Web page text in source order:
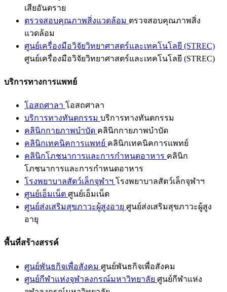
เสียอันตราย
ตรวจสอบคุณภาพสิ่งแวดล้อม ตรวจสอบคุณภาพสิ่ง
แวดล้อม
ศูนย์เครื่องมือวิจัยวิทยาศาสตร์และเทคโนโลยี (STREC)
ศูนย์เครื่องมือวิจัยวิทยาศาสตร์และเทคโนโลยี (STREC)
บริการทางการแพทย์
โอสถศาลา โอสถศาลา
บริการทางทันตกรรม บริการทางทันตกรรม
คลินิกกายภาพบำบัด คลินิกกายภาพบำบัด
คลินิกเทคนิคการแพทย์ คลินิกเทคนิคการแพทย์
คลินิกโภชนาการและการกำหนดอาหาร คลินิก
โภชนาการและการกำหนดอาหาร
โรงพยาบาลสัตว์เล็กจุฬาฯ โรงพยาบาลสัตว์เล็กจุฬาฯ
ศูนย์เอ็มเน็ต ศูนย์เอ็มเน็ต
ศูนย์ส่งเสริมสุขภาวะผู้สูงอายุ ศูนย์ส่งเสริมสุขภาวะผู้สูง
อายุ
พื้นที่สร้างสรรค์
ศูนย์พันธกิจเพื่อสังคม ศูนย์พันธกิจเพื่อสังคม
ศูนย์กีฬาแห่งจุฬาลงกรณ์มหาวิทยาลัย ศูนย์กีฬาแห่ง